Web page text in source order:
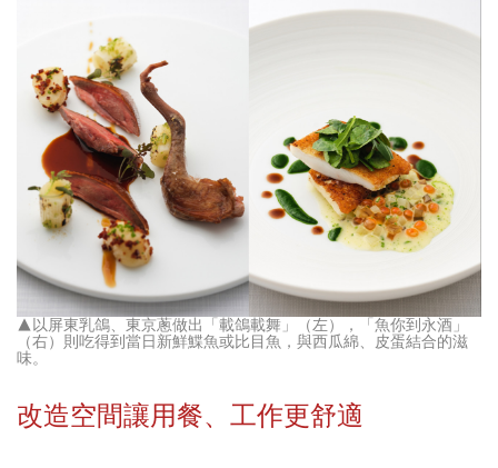
▲以屏東乳鴿、東京蔥做出「載鴿載舞」（左），「魚你到永酒」
（右）則吃得到當日新鮮鰈魚或比目魚，與西瓜綿、皮蛋結合的滋
味。
改造空間讓用餐、工作更舒適